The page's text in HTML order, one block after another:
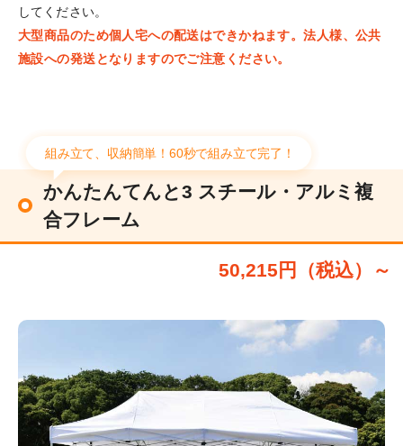
してください。
大型商品のため個人宅への配送はできかねます。法人様、公共
施設への発送となりますのでご注意ください。
組み立て、収納簡単！60秒で組み立て完了！
かんたんてんと3 スチール・アルミ複
合フレーム
50,215円（税込）～